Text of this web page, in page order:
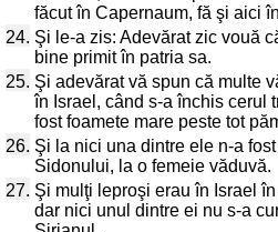
făcut în Capernaum, fă şi aici
24. Şi le-a zis: Adevărat zic vouă
bine primit în patria sa.
25. Şi adevărat vă spun că multe
în Israel, când s-a închis cerul
fost foamete mare peste tot
26. Şi la nici una dintre ele n-a
Sidonului, la o femeie văduvă.
27. Şi mulţi leproşi erau în Israel
dar nici unul dintre ei nu s-a